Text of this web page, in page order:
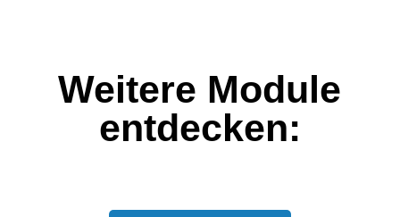
Weitere Module
entdecken: